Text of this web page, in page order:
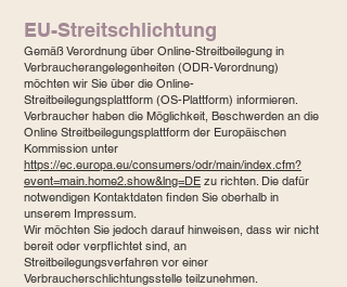
EU-Streitschlichtung
Gemäß Verordnung über Online-Streitbeilegung in
Verbraucherangelegenheiten (ODR-Verordnung)
möchten wir Sie über die Online-
Streitbeilegungsplattform (OS-Plattform) informieren.
Verbraucher haben die Möglichkeit, Beschwerden an die
Online Streitbeilegungsplattform der Europäischen
Kommission unter
https://ec.europa.eu/consumers/odr/main/index.cfm?
event=main.home2.show&lng=DE zu richten. Die dafür
notwendigen Kontaktdaten finden Sie oberhalb in
unserem Impressum.
Wir möchten Sie jedoch darauf hinweisen, dass wir nicht
bereit oder verpflichtet sind, an
Streitbeilegungsverfahren vor einer
Verbraucherschlichtungsstelle teilzunehmen.